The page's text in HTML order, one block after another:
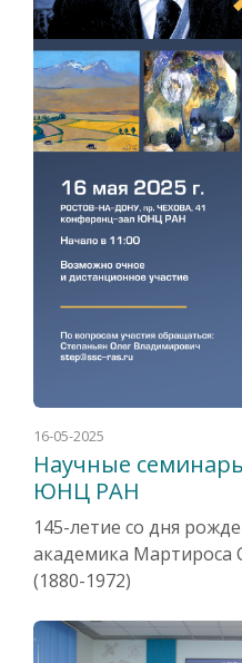
16-05-2025
Научные
ЮНЦ РАН
145-летие со дня
академика Мартироса
(1880-1972)